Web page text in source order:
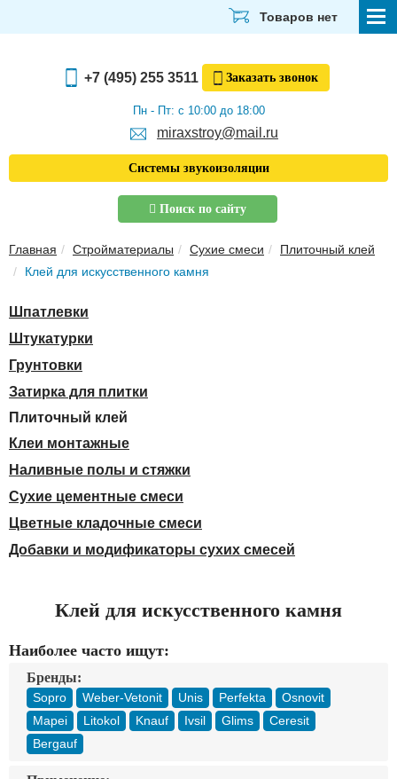
ОТДЕЛОЧНЫЕ МАТЕРИАЛЫ
ЭЛЕКТРИКА И ОСВЕЩЕНИЕ
ЗВУКОИЗОЛЯЦИЯ
Главная
О компании
Доставка
Оплата
Контакты
Войти в магазин
Товаров нет
+7 (495) 255 3511 Заказать звонок
Пн - Пт: с 10:00 до 18:00
miraxstroy@mail.ru
Системы звукоизоляции
Поиск по сайту
Главная Стройматериалы Сухие смеси
Плиточный клей
Клей для искусственного камня
Шпатлевки
Штукатурки
Грунтовки
Затирка для плитки
Плиточный клей
Клеи монтажные
Наливные полы и стяжки
Сухие цементные смеси
Цветные кладочные смеси
Добавки и модификаторы сухих смесей
Клей для искусственного камня
Наиболее часто ищут:
Бренды:
Sopro Weber-Vetonit Unis Perfekta
Osnovit
Mapei
Litokol Knauf Ivsil Glims
Ceresit
Bergauf